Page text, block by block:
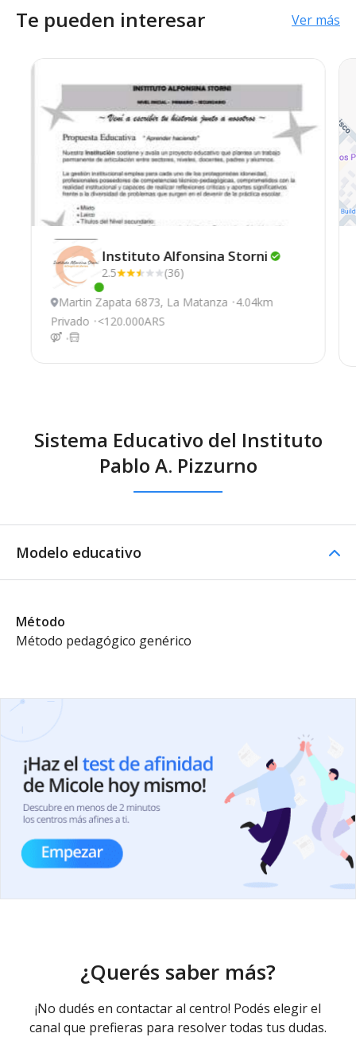
Te pueden interesar Ver más
Este centro ha estado online recientemente
Instituto Alfonsina Storni
2.5
(36)
Martin Zapata 6873, La Matanza 4.04km
Privado <120.000ARS
Sistema Educativo del Instituto
Pablo A. Pizzurno
Modelo educativo
Método
Método pedagógico genérico
¿Querés saber más?
¡No dudés en contactar al centro! Podés elegir el
canal que prefieras para resolver todas tus dudas.